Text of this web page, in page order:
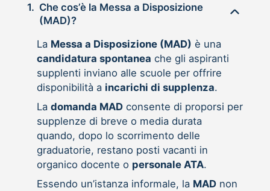
1. Che cos’è la Messa a Disposizione
(MAD)?
La Messa a Disposizione (MAD) è una
candidatura spontanea che gli aspiranti
supplenti inviano alle scuole per offrire
disponibilità a incarichi di supplenza.
La domanda MADconsente di proporsi per
supplenze di breve o media durata
quando, dopo lo scorrimento delle
graduatorie, restano posti vacanti in
organico docente o personale ATA.
Essendo un’istanza informale, la MADnon